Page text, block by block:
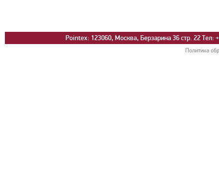
Pointex: 123060, Москва, Берзарина 36 стр. 22 Тел:
Политика